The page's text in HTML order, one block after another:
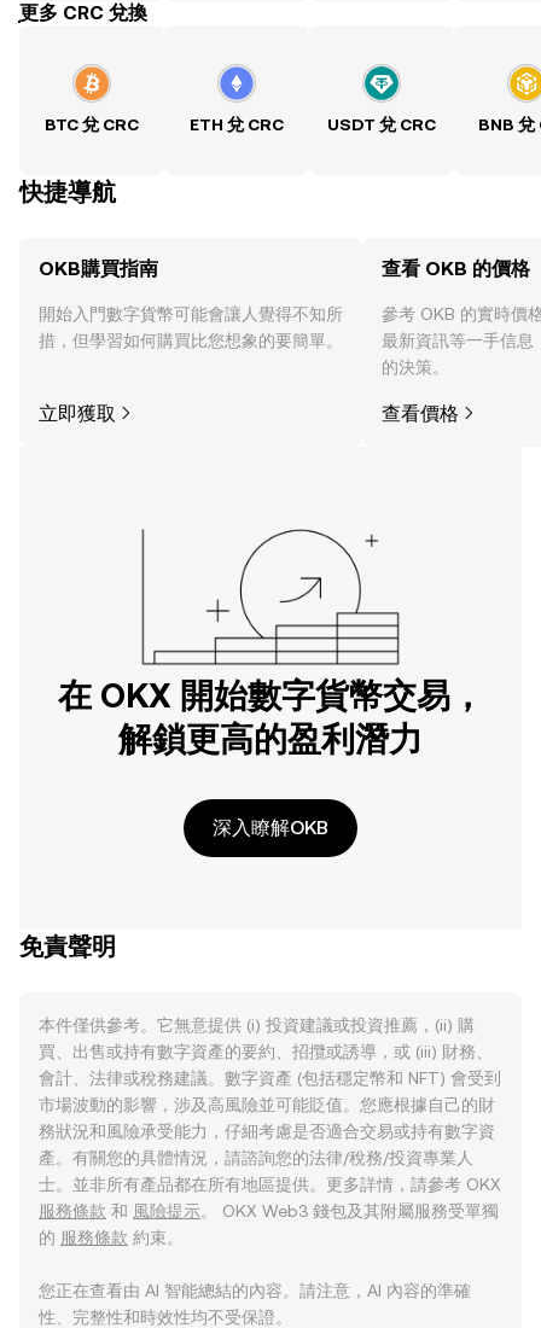
ִִִִִִִִִִִִִִִִִִִִִִִִִִִִִִִִִִִִִִִִִִִִִִִִ更多 CRC 兌換
BTC 兌 CRC ETH 兌 CRC USDT 兌 CRC BNB 兌
快捷導航
OKB購買指南
開始入門數字貨幣可能會讓人覺得不知所
措，但學習如何購買比您想象的要簡單。
立即獲取
查看 OKB 的價格
參考 OKB 的實時價
最新資訊等一手信息
的決策。
查看價格
在 OKX 開始數字貨幣交易，
解鎖更高的盈利潛力
深入瞭解OKB
免責聲明
本件僅供參考。它無意提供 (i) 投資建議或投資推薦，(ii) 購
買、出售或持有數字資產的要約、招攬或誘導，或 (iii) 財務、
會計、法律或稅務建議。數字資產 (包括穩定幣和 NFT) 會受到
市場波動的影響，涉及高風險並可能貶值。您應根據自己的財
務狀況和風險承受能力，仔細考慮是否適合交易或持有數字資
產。有關您的具體情況，請諮詢您的法律/稅務/投資專業人
士。並非所有產品都在所有地區提供。更多詳情，請參考 OKX
服務條款 和 風險提示。 OKX Web3 錢包及其附屬服務受單獨
的 服務條款 約束。
您正在查看由 AI 智能總結的內容。請注意，AI 內容的準確
性、完整性和時效性均不受保證。